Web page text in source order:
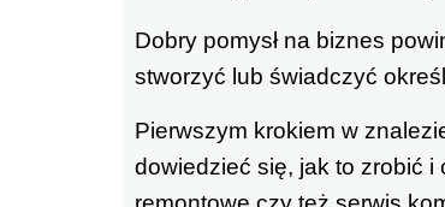
Dobry pomysł na biznes
stworzyć lub świadczyć
Pierwszym krokiem w
dowiedzieć się, jak to zrobić i